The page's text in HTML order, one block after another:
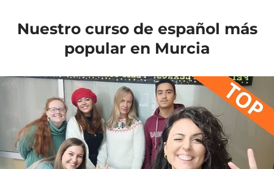
Nuestro curso de español más
popular en Murcia